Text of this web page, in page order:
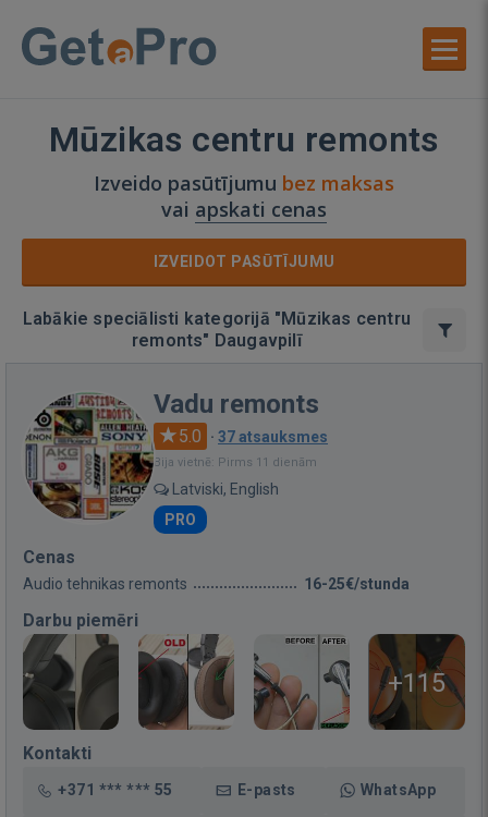
Mūzikas centru remonts
Izveido pasūtījumu bez maksas
vai apskati cenas
IZVEIDOT PASŪTĪJUMU
Labākie speciālisti kategorijā "Mūzikas centru
remonts" Daugavpilī
Vadu remonts
5.0 · 37 atsauksmes
Bija vietnē: Pirms 11 dienām
Latviski, English
PRO
Cenas
Audio tehnikas remonts 16-25€/stunda
Darbu piemēri
+115
Kontakti
+371 *** *** 55 E-pasts WhatsApp